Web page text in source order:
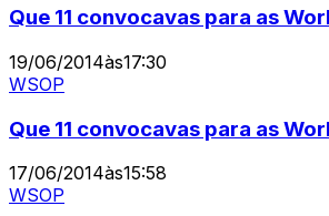
Que 11 convocavas para as
19/06/2014às17:30
WSOP
Que 11 convocavas para as
17/06/2014às15:58
WSOP